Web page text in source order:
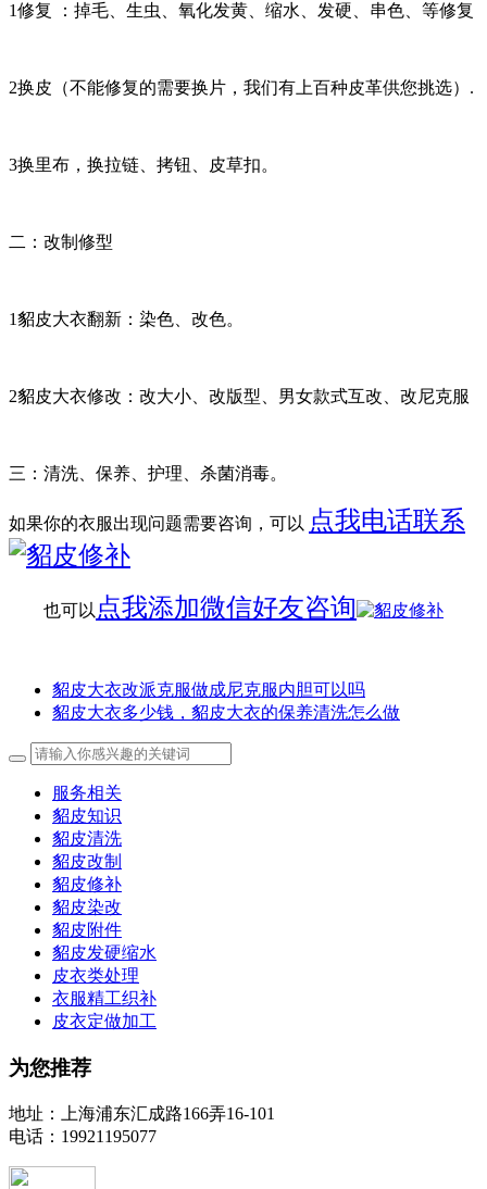
1修复 ：掉毛、生虫、氧化发黄、缩水、发硬、串色、等修复
2换皮（不能修复的需要换片，我们有上百种皮革供您挑选）.
3换里布，换拉链、拷钮、皮草扣。
二：改制修型
1貂皮大衣翻新：染色、改色。
2貂皮大衣修改：改大小、改版型、男女款式互改、改尼克服
三：清洗、保养、护理、杀菌消毒。
如果你的衣服出现问题需要咨询，可以 点我电话联系
也可以 点我添加微信好友咨询
貂皮大衣改派克服做成尼克服内胆可以吗
貂皮大衣多少钱，貂皮大衣的保养清洗怎么做
服务相关
貂皮知识
貂皮清洗
貂皮改制
貂皮修补
貂皮染改
貂皮附件
貂皮发硬缩水
皮衣类处理
衣服精工织补
皮衣定做加工
为您推荐
地址：上海浦东汇成路166弄16-101
电话：19921195077